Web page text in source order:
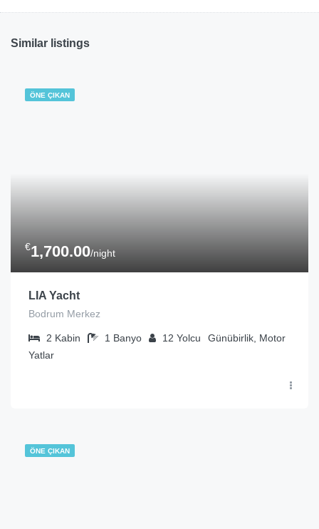
Similar listings
ÖNE ÇIKAN
€1,700.00/night
LIA Yacht
Bodrum Merkez
2 Kabin 1 Banyo 12 Yolcu
Günübirlik, Motor
Yatlar
ÖNE ÇIKAN